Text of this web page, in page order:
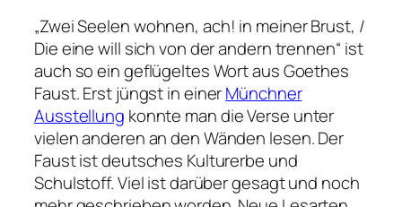
„Zwei Seelen wohnen, ach! in meiner Brust, /
Die eine will sich von der andern trennen“ ist
auch so ein geflügeltes Wort aus Goethes
Faust. Erst jüngst in einerMünchner
Ausstellung konnte man die Verse unter
vielen anderen an den Wänden lesen. Der
Faustist deutsches Kulturerbe und
Schulstoff. Viel ist darüber gesagt und noch